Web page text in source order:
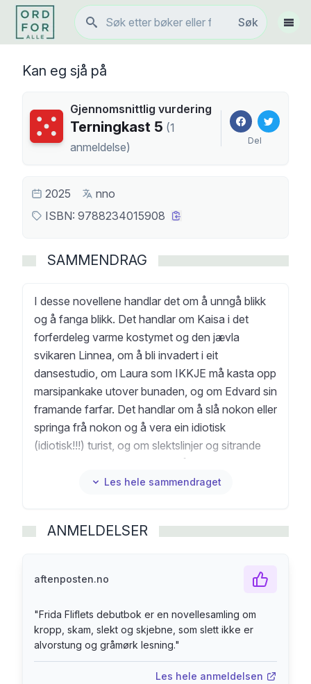
Søk
Søk
Vis
Kan eg sjå på
Terningkast
Gjennomsnittlig vurdering
Terningkast 5 (1
anmeldelse) Del
2025
nno
ISBN: 9788234015908
SAMMENDRAG
I desse novellene handlar det om å unngå blikk
og å fanga blikk. Det handlar om Kaisa i det
forferdeleg varme kostymet og den jævla
svikaren Linnea, om å bli invadert i eit
dansestudio, om Laura som IKKJE må kasta opp
marsipankake utover bunaden, og om Edvard sin
framande farfar. Det handlar om å slå nokon eller
springa frå nokon og å vera ein idiotisk
(idiotisk!!!) turist, og om slektslinjer og sitrande
magen som må fjernast NO. Kan eg sjå på er ei
Fliflet pirker ikke forsiktig i det vonde, hun bretter
rammet det, her går noen i stykker, der prøver
noen å bakse seg fri. Noen noveller signaliserer i
slutten at alt er i ferd med å gå til helvete, andre
gir håp. De beste kan tolkes på flere måter. [...]
en imponerende debut.- Bergens Tidende
Les hele sammendraget
ANMELDELSER
aftenposten.no
"Frida Fliflets debutbok er en novellesamling om
kropp, skam, slekt og skjebne, som slett ikke er
alvorstung og gråmørk lesning."
Les hele anmeldelsen